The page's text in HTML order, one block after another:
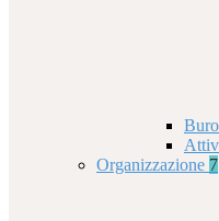
Organizzazione 7